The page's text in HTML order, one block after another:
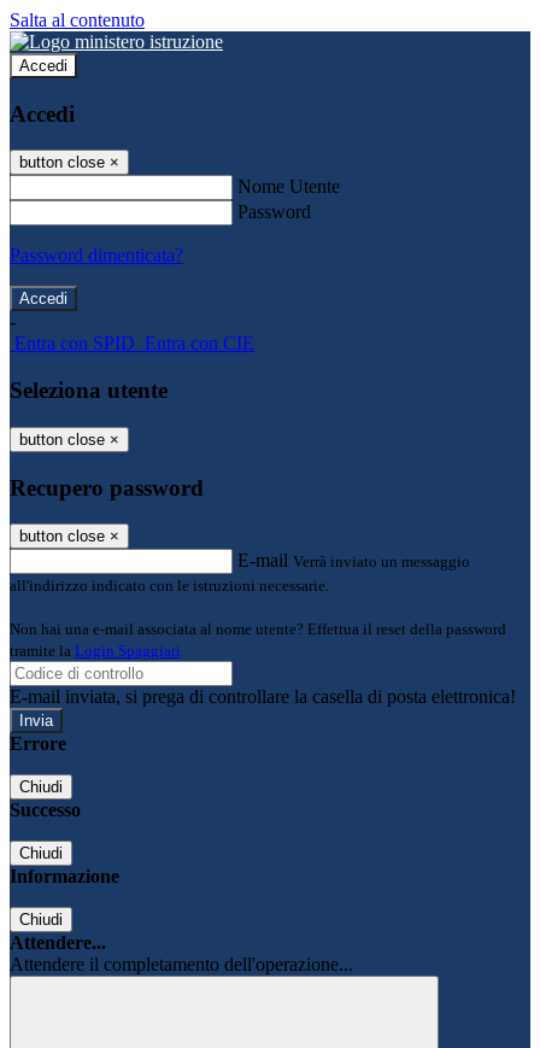
Salta al contenuto
Accedi
Accedi
button close ×
Nome Utente
Password
Password dimenticata?
-
Entra con SPID Entra con CIE
Seleziona utente
button close ×
Recupero password
button close ×
E-mail Verrà inviato un messaggio
all'indirizzo indicato con le istruzioni necessarie.
Non hai una e-mail associata al nome utente? Effettua il reset della password
tramite la Login Spaggiari
E-mail inviata, si prega di controllare la casella di posta elettronica!
Errore
Chiudi
Successo
Chiudi
Informazione
Chiudi
Attendere...
Attendere il completamento dell'operazione...